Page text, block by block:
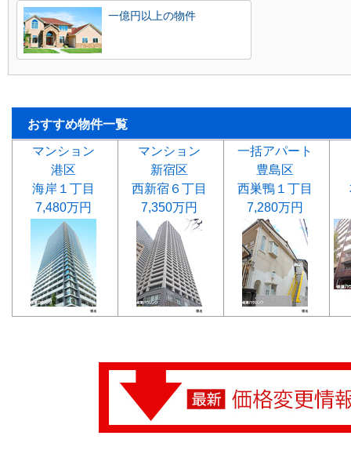
一億円以上の物件
おすすめ物件一覧
マンション
港区
海岸１丁目
7,480万円
マンション
新宿区
西新宿６丁目
7,350万円
一括アパート
豊島区
西巣鴨１丁目
7,280万円